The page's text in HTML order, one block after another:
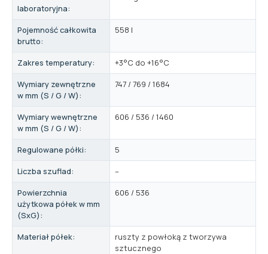
laboratoryjna:
Pojemność całkowita
brutto:
558 l
Zakres temperatury:
+3°C do +16°C
Wymiary zewnętrzne
w mm (S / G / W):
747 / 769 / 1684
Wymiary wewnętrzne
w mm (S / G / W):
606 / 536 / 1460
Regulowane półki:
5
Liczba szuflad:
–
Powierzchnia
użytkowa półek w mm
(SxG):
606 / 536
Materiał półek:
ruszty z powłoką z tworzywa
sztucznego